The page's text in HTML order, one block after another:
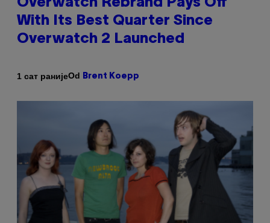
Overwatch Rebrand Pays Off
With Its Best Quarter Since
Overwatch 2 Launched
1 сат ранијеOd Brent Koepp